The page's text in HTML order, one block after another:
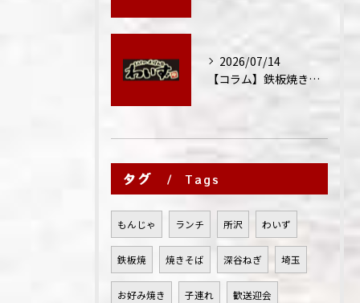
2026/07/14
【コラム】鉄板焼きが"コミュニケーション飯"と呼ばれる理由
タグ Tags
もんじゃ ランチ 所沢 わいず
鉄板焼 焼きそば 深谷ねぎ 埼玉
お好み焼き 子連れ 歓送迎会